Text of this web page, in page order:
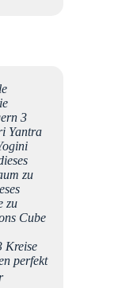
3
Yantra
zu
zu
Cube
Kreise
perfekt